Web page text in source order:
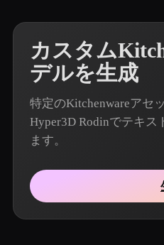
カスタム
デルを生成
特定のKitchenwareアセ
Hyper3D Rodinでテキス
ます。